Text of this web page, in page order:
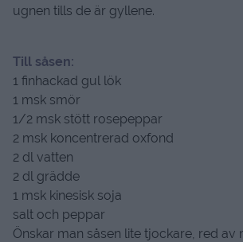
ugnen tills de är gyllene.
Till såsen:
1 finhackad gul lök
1 msk smör
1/2 msk stött rosepeppar
2 msk koncentrerad oxfond
2 dl vatten
2 dl grädde
1 msk kinesisk soja
salt och peppar
Önskar man såsen lite tjockare, red av